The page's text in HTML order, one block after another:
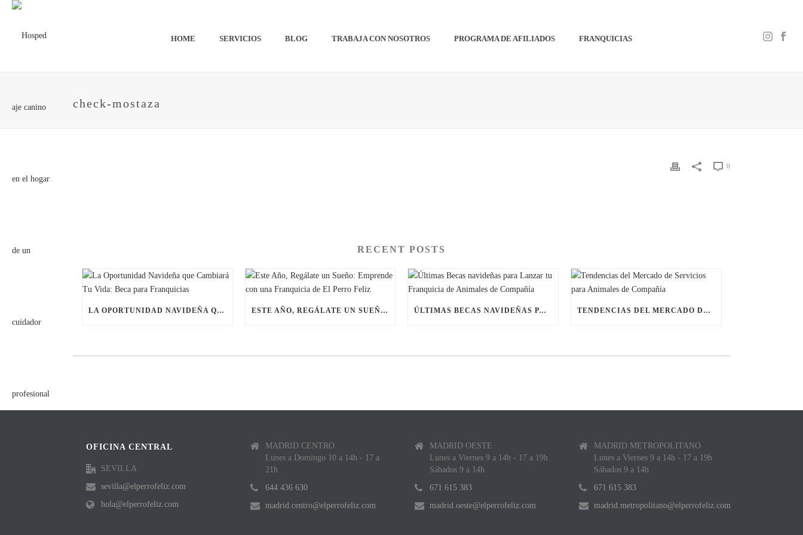
HOME SERVICIOS BLOG TRABAJA CON NOSOTROS PROGRAMA DE AFILIADOS FRANQUICIAS
check-mostaza
0
RECENT POSTS
LA OPORTUNIDAD NAVIDEÑA QUE CAMBIARÁ TU VIDA: BECA PARA FRANQUICIAS ESTE AÑO, REGÁLATE UN SUEÑO: EMPRENDE CON UNA FRANQUICIA DE EL PERRO FELIZ ÚLTIMAS BECAS NAVIDEÑAS PARA LANZAR TU FRANQUICIA DE ANIMALES DE COMPAÑÍA TENDENCIAS DEL MERCADO DE SERVICIOS PARA ANIMALES DE COMPAÑÍA
OFICINA CENTRAL
SEVILLA
sevilla@elperrofeliz.com
hola@elperrofeliz.com
MADRID CENTRO
Lunes a Domingo 10 a 14h - 17 a
21h
644 436 630
madrid.centro@elperrofeliz.com
MADRID OESTE
Lunes a Viernes 9 a 14h - 17 a 19h
Sábados 9 a 14h
671 615 383
madrid.oeste@elperrofeliz.com
MADRID METROPOLITANO
Lunes a Viernes 9 a 14h - 17 a 19h
Sábados 9 a 14h
671 615 383
madrid.metropolitano@elperrofeliz.com